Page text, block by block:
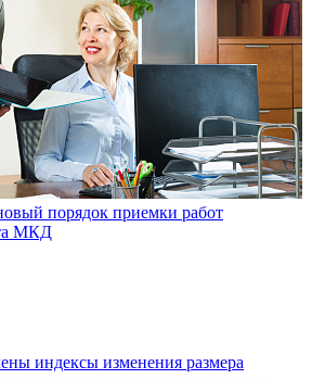
порядок приемки работ
МКД
индексы изменения размера